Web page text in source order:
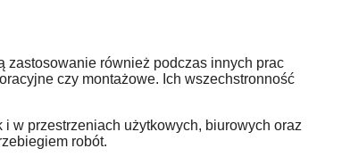
zastosowanie również podczas innych prac
czy montażowe. Ich wszechstronność
w przestrzeniach użytkowych, biurowych oraz
robót.